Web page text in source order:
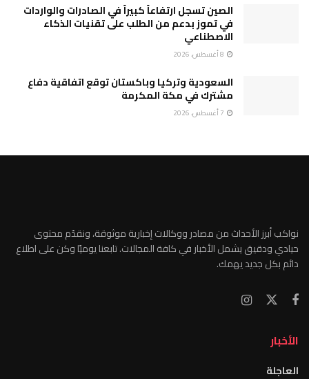
الصين تسجل ارتفاعاً كبيراً في الصادرات والواردات
في تموز بدعم من الطلب على تقنيات الذكاء
الاصطناعي
السعودية وتركيا وباكستان توقع اتفاقية دفاع
مشترك في مكة المكرمة
نواكب أبرز الأحداث من مصادر ووكالات إخبارية موثوقة، ونقدّم محتوى
حيادي ودقيق يشمل الأخبار في كافة المجالات. تابعنا يوميًا وكن على اطلاع
دائم بكل جديد يهمك.
الأخبار
العاجلة